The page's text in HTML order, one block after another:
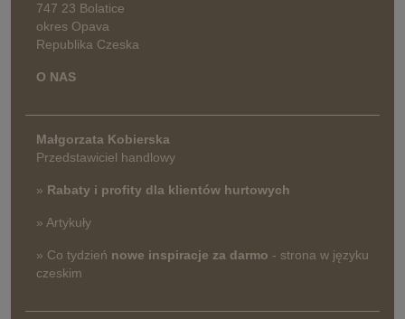
747 23 Bolatice
okres Opava
Republika Czeska
O NAS
Małgorzata Kobierska
Przedstawiciel handlowy
» Rabaty i profity dla klientów hurtowych
» Artykuły
» Co tydzień nowe inspiracje za darmo - strona w języku
czeskim